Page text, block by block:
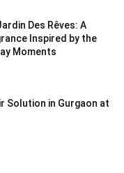
Des Rêves: A
Inspired by the
Moments
Solution in Gurgaon at